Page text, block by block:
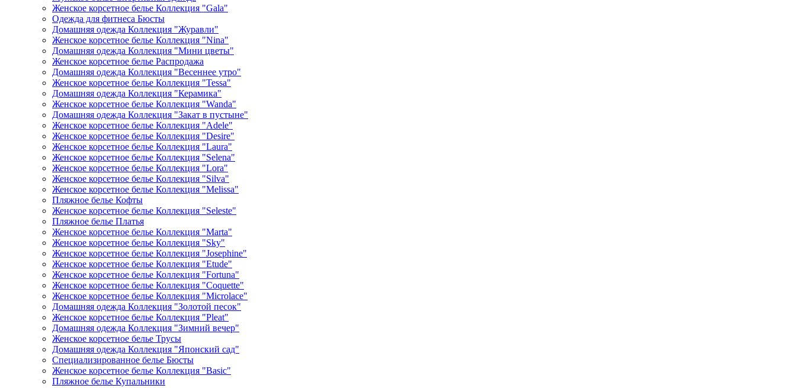
Женское корсетное белье Коллекция "Gala"
Одежда для фитнеса Бюсты
Домашняя одежда Коллекция "Журавли"
Женское корсетное белье Коллекция "Nina"
Домашняя одежда Коллекция "Мини цветы"
Женское корсетное белье Распродажа
Домашняя одежда Коллекция "Весеннее утро"
Женское корсетное белье Коллекция "Tessa"
Домашняя одежда Коллекция "Керамика"
Женское корсетное белье Коллекция "Wanda"
Домашняя одежда Коллекция "Закат в пустыне"
Женское корсетное белье Коллекция "Adele"
Женское корсетное белье Коллекция "Desire"
Женское корсетное белье Коллекция "Laura"
Женское корсетное белье Коллекция "Selena"
Женское корсетное белье Коллекция "Lora"
Женское корсетное белье Коллекция "Silva"
Женское корсетное белье Коллекция "Melissa"
Пляжное белье Кофты
Женское корсетное белье Коллекция "Seleste"
Пляжное белье Платья
Женское корсетное белье Коллекция "Marta"
Женское корсетное белье Коллекция "Sky"
Женское корсетное белье Коллекция "Josephine"
Женское корсетное белье Коллекция "Etude"
Женское корсетное белье Коллекция "Fortuna"
Женское корсетное белье Коллекция "Coquette"
Женское корсетное белье Коллекция "Microlace"
Домашняя одежда Коллекция "Золотой песок"
Женское корсетное белье Коллекция "Pleat"
Домашняя одежда Коллекция "Зимний вечер"
Женское корсетное белье Трусы
Домашняя одежда Коллекция "Японский сад"
Специализированное белье Бюсты
Женское корсетное белье Коллекция "Basic"
Пляжное белье Купальники